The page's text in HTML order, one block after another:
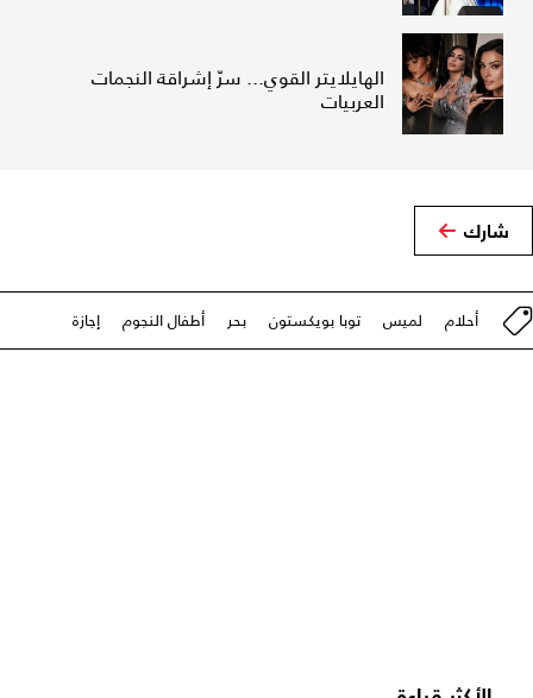
الهايلايتر القوي... سرّ إشراقة النجمات
العربيات
شارك
أحلام لميس توبا بويكستون بحر أطفال النجوم إجازة